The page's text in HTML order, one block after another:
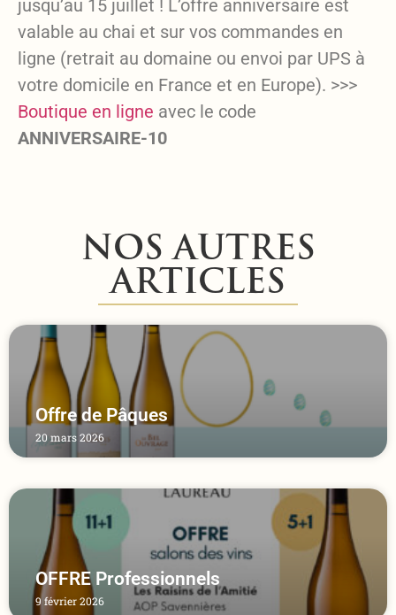
jusqu’au 15 juillet ! L’offre anniversaire est
valable au chai et sur vos commandes en
ligne (retrait au domaine ou envoi par UPS à
votre domicile en France et en Europe). >>>
Boutique en ligne avec le code
ANNIVERSAIRE-10
NOS AUTRES
ARTICLES
Offre de Pâques
20 mars 2026
OFFRE Professionnels
9 février 2026